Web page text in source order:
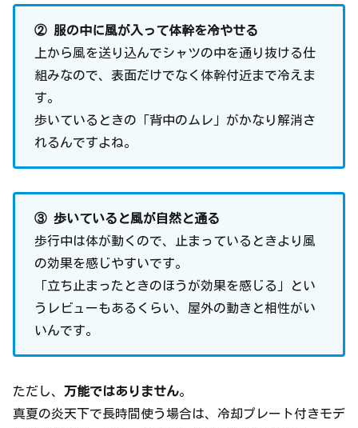
② 服の中に風が入って体幹を冷やせる
上から風を送り込んでシャツの中を通り抜ける仕
組みなので、表面だけでなく体幹付近まで冷えま
す。
歩いているときの「背中のムレ」がかなり解消さ
れるんですよね。
③ 歩いていると風が自然と通る
歩行中は体が動くので、止まっているときより風
の効果を感じやすいです。
「立ち止まったときのほうが効果を感じる」とい
うレビューもあるくらい、屋外の動きと相性がい
いんです。
ただし、 万能ではありません。
真夏の炎天下で長時間使う場合は、冷却プレート付きモデ